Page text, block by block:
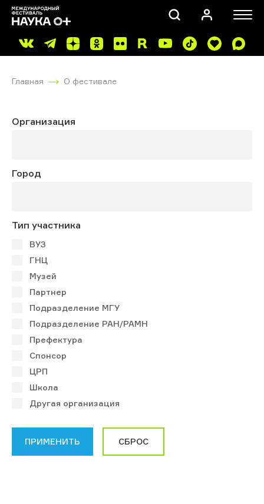
Главная О фестивале
Организация
Город
Тип участника
ВУЗ
ГНЦ
Музей
Партнер
Подразделение МГУ
Подразделение РАН/РАМН
Префектура
Спонсор
ЦРП
Школа
Другая организация